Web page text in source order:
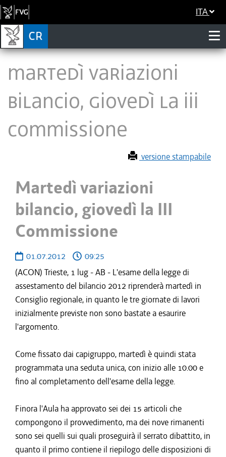
ITA
Martedì variazioni
bilancio, giovedì la III
Commissione
versione stampabile
Martedì variazioni
bilancio, giovedì la III
Commissione
01.07.2012
09:25
(ACON) Trieste, 1 lug - AB - L'esame della legge di
assestamento del bilancio 2012 riprenderà martedì in
Consiglio regionale, in quanto le tre giornate di lavori
inizialmente previste non sono bastate a esaurire
l'argomento.
Come fissato dai capigruppo, martedì è quindi stata
programmata una seduta unica, con inizio alle 10.00 e
fino al completamento dell'esame della legge.
Finora l'Aula ha approvato sei dei 15 articoli che
compongono il provvedimento, ma dei nove rimanenti
sono sei quelli sui quali proseguirà il serrato dibattito, in
quanto il primo contiene il riepilogo delle disposizioni di